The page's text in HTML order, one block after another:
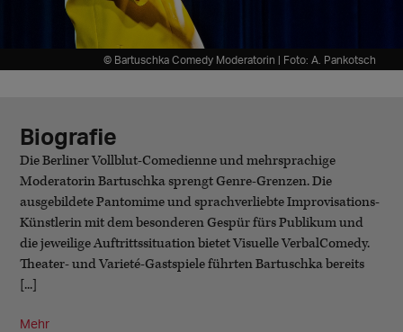
© Bartuschka Comedy Moderatorin | Foto: A. Pankotsch
Biografie
Die Berliner Vollblut-Comedienne und mehrsprachige
Moderatorin Bartuschka sprengt Genre-Grenzen. Die
ausgebildete Pantomime und sprachverliebte Improvisations-
Künstlerin mit dem besonderen Gespür fürs Publikum und
die jeweilige Auftrittssituation bietet Visuelle VerbalComedy.
Theater- und Varieté-Gastspiele führten Bartuschka bereits
[...]
Mehr